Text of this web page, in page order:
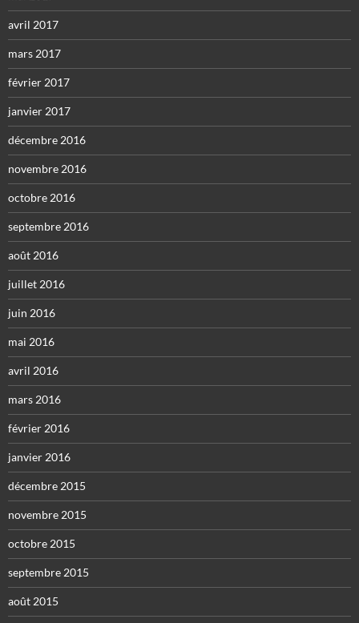
avril 2017
mars 2017
février 2017
janvier 2017
décembre 2016
novembre 2016
octobre 2016
septembre 2016
août 2016
juillet 2016
juin 2016
mai 2016
avril 2016
mars 2016
février 2016
janvier 2016
décembre 2015
novembre 2015
octobre 2015
septembre 2015
août 2015